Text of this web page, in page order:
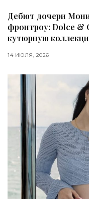
Дебют дочери
фронтроу: Dolce &
кутюрную
14 ИЮЛЯ, 2026